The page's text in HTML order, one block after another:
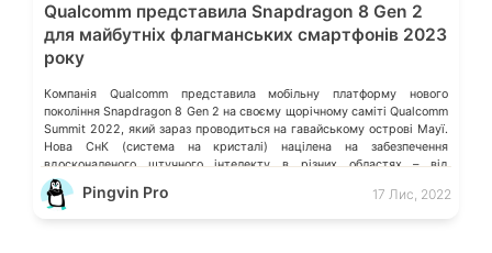
Qualcomm представила Snapdragon 8 Gen 2
для майбутніх флагманських смартфонів 2023
року
Компанія Qualcomm представила мобільну платформу нового
покоління Snapdragon 8 Gen 2 на своєму щорічному саміті Qualcomm
Summit 2022, який зараз проводиться на гавайському острові Мауї.
Нова СнК (система на кристалі) націлена на забезпечення
вдосконаленого штучного інтелекту в різних областях – від
продуктивності до фотографії та підключення. ШІ виходить на
перший план зі Snapdragon 8 Gen 2 […]
Pingvin Pro 17 Лис, 2022